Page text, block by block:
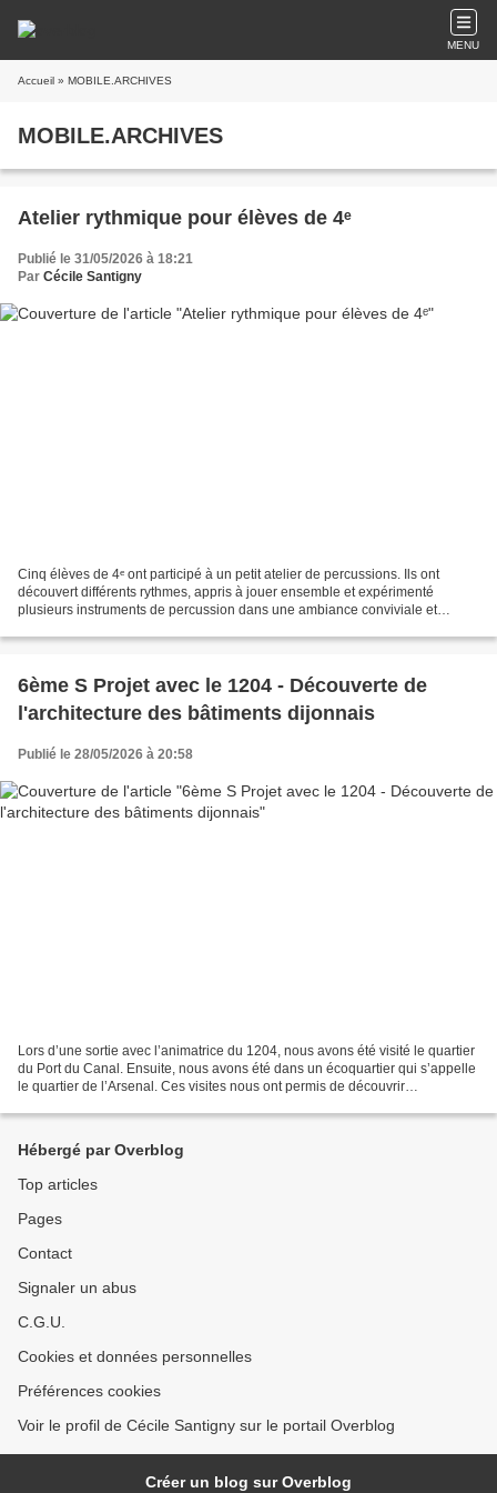
MENU
Accueil » MOBILE.ARCHIVES
MOBILE.ARCHIVES
Atelier rythmique pour élèves de 4ᵉ
Publié le 31/05/2026 à 18:21
Par Cécile Santigny
Cinq élèves de 4ᵉ ont participé à un petit atelier de percussions. Ils ont
découvert différents rythmes, appris à jouer ensemble et expérimenté
plusieurs instruments de percussion dans une ambiance conviviale et
6ème S Projet avec le 1204 - Découverte de
l'architecture des bâtiments dijonnais
Publié le 28/05/2026 à 20:58
Lors d’une sortie avec l’animatrice du 1204, nous avons été visité le quartier
du Port du Canal. Ensuite, nous avons été dans un écoquartier qui s’appelle
le quartier de l’Arsenal. Ces visites nous ont permis de découvrir
Hébergé par Overblog
Top articles
Pages
Contact
Signaler un abus
C.G.U.
Cookies et données personnelles
Préférences cookies
Voir le profil de Cécile Santigny sur le portail Overblog
Créer un blog sur Overblog